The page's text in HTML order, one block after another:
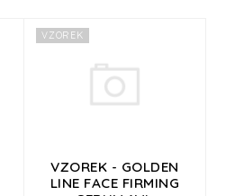
VZOREK
VZOREK - GOLDEN
LINE FACE FIRMING